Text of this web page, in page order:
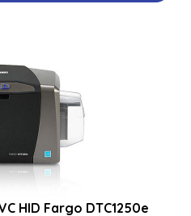
HID Fargo DTC1250e